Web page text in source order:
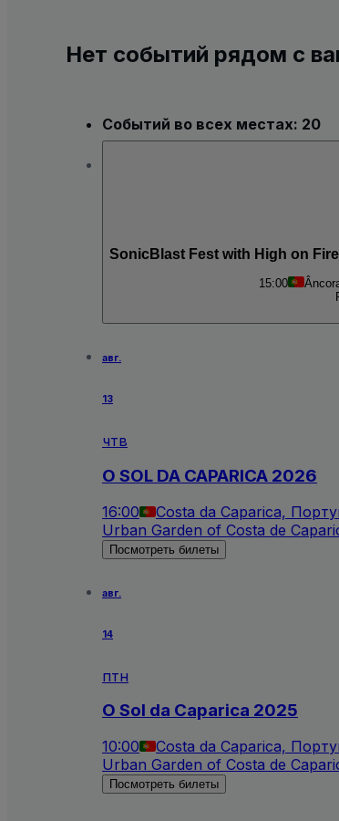
Нет событий рядом с
Событий во всех местах: 20
SonicBlast Fest with High on
15:00
авг.
13
чтв
O SOL DA CAPARICA 2026
16:00 Costa da Caparica,
Urban Garden of Costa de
Посмотреть билеты
авг.
14
птн
O Sol da Caparica 2025
10:00 Costa da Caparica,
Urban Garden of Costa de
Посмотреть билеты